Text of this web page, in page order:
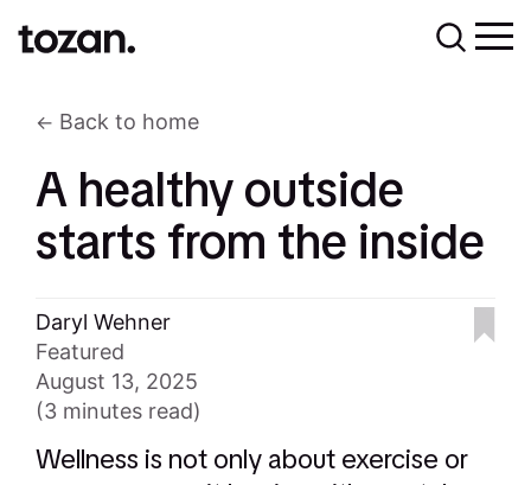
Back to home
A healthy outside
starts from the inside
Daryl Wehner
Featured
August 13, 2025
(3 minutes read)
Wellness is not only about exercise or